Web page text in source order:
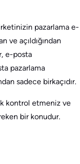
pazarlama e-
ve açıldığından
e-posta
pazarlama
sadece birkaçıdır.
kontrol etmeniz ve
bir konudur.